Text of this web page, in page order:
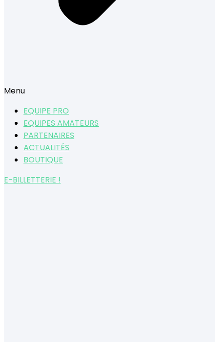
Menu
EQUIPE PRO
EQUIPES AMATEURS
PARTENAIRES
ACTUALITÉS
BOUTIQUE
E-BILLETTERIE !